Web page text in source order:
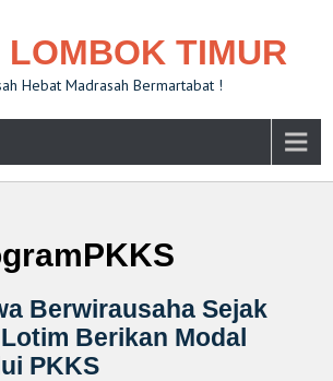
LOMBOK TIMUR
Hebat Madrasah Bermartabat !
Berwirausaha Sejak
Berikan Modal
PKKS